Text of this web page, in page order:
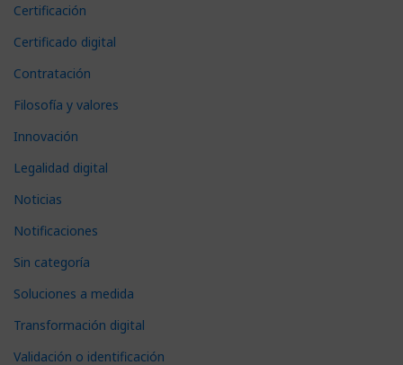
Certificación
Certificado digital
Contratación
Filosofía y valores
Innovación
Legalidad digital
Noticias
Notificaciones
Sin categoría
Soluciones a medida
Transformación digital
Validación o identificación